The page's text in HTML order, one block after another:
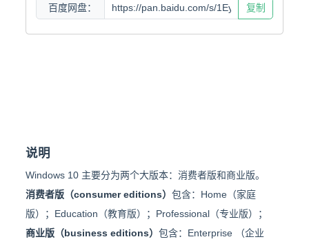
百度网盘： 复制
说明
Windows 10 主要分为两个大版本：消费者版和商业版。
消费者版（consumer editions） 包含：Home（家庭
版）；Education（教育版）；Professional（专业版）；
商业版（business editions） 包含：Enterprise （企业